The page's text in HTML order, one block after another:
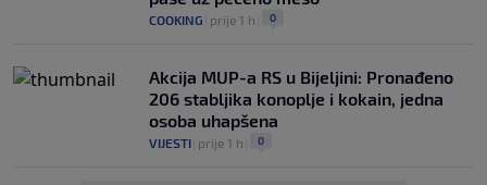
COOKING prije 1 h 0
Akcija MUP-a RS u Bijeljini: Pronađeno
206 stabljika konoplje i kokain, jedna
osoba uhapšena
VIJESTI prije 1 h 0